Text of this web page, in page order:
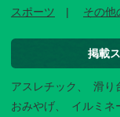
スポーツ
その他
掲載
アスレチック 滑り
おみやげ
イルミネ